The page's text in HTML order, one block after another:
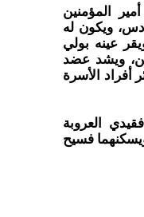
المؤمنين
ويكون له
عينه بولي
ويشد عضد
أفراد الأسرة
العروبة
فسيح